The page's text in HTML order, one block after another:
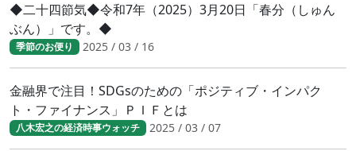
◆二十四節気◆令和7年（2025）3月20日「春分（しゅん
ぶん）」です。◆
季節のお便り 2025 / 03 / 16
金融界で注目！SDGsのための「ポジティブ・インパク
ト・ファイナンス」ＰＩＦとは
八木宏之の経済時事ウォッチ 2025 / 03 / 07